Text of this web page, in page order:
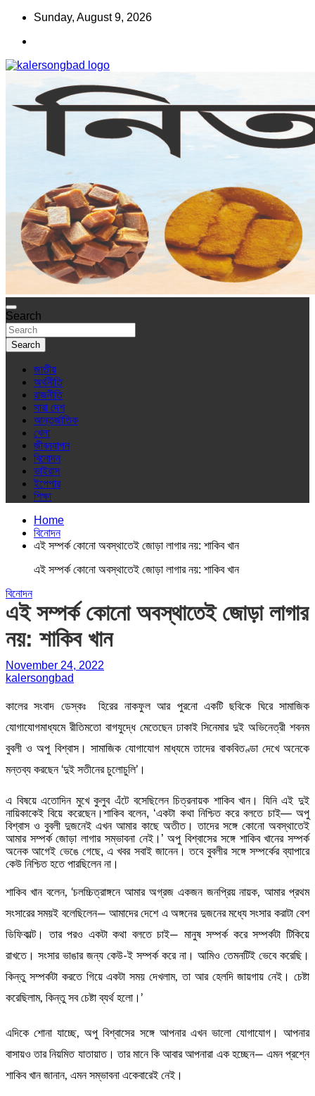
Skip
content
Sunday, August 9, 2026
কালের সংবাদ
www.kalersongbad.com
Search
Search
জাতীয়
অর্থনীতি
রাজনীতি
সারা দেশ
আন্তর্জাতিক
খেলা
জীবনযাপন
বিনোদন
ভাইরাস
ইপেপার
শিক্ষা
Home
বিনোদন
এই সম্পর্ক কোনো অবস্থাতেই জোড়া লাগার নয়: শাকিব খান
এই সম্পর্ক কোনো অবস্থাতেই জোড়া লাগার নয়: শাকিব খান
বিনোদন
এই সম্পর্ক কোনো অবস্থাতেই জোড়া লাগার
নয়: শাকিব খান
November 24, 2022
kalersongbad
কালের সংবাদ ডেস্কঃ হিরের নাকফুল আর পুরনো একটি ছবিকে ঘিরে সামাজিক
যোগাযোগমাধ্যমে রীতিমতো বাগযুদ্ধে মেতেছেন ঢাকাই সিনেমার দুই অভিনেত্রী শবনম
বুবলী ও অপু বিশ্বাস। সামাজিক যোগাযোগ মাধ্যমে তাদের বাকবিতণ্ডা দেখে অনেকে
মন্তব্য করছেন ‘দুই সতীনের চুলোচুলি’।
এ বিষয়ে এতোদিন মুখে কুলুব এঁটে বসেছিলেন চিত্রনায়ক শাকিব খান। যিনি এই দুই
নায়িকাকেই বিয়ে করেছেন।শাকিব বলেন, ‘একটা কথা নিশ্চিত করে বলতে চাই— অপু
বিশ্বাস ও বুবলী দুজনেই এখন আমার কাছে অতীত। তাদের সঙ্গে কোনো অবস্থাতেই
আমার সম্পর্ক জোড়া লাগার সম্ভাবনা নেই।’ অপু বিশ্বাসের সঙ্গে শাকিব খানের সম্পর্ক
অনেক আগেই ভেঙে গেছে, এ খবর সবাই জানেন। তবে বুবলীর সঙ্গে সম্পর্কের ব্যাপারে
কেউ নিশ্চিত হতে পারছিলেন না।
শাকিব খান বলেন, ‘চলচ্চিত্রাঙ্গনে আমার অগ্রজ একজন জনপ্রিয় নায়ক, আমার প্রথম
সংসারের সময়ই বলেছিলেন— আমাদের দেশে এ অঙ্গনের দুজনের মধ্যে সংসার করাটা বেশ
ডিফিকাল্ট। তার পরও একটা কথা বলতে চাই— মানুষ সম্পর্ক করে সম্পর্কটা টিকিয়ে
রাখতে। সংসার ভাঙার জন্য কেউ-ই সম্পর্ক করে না। আমিও তেমনটিই ভেবে করেছি।
কিন্তু সম্পর্কটা করতে গিয়ে একটা সময় দেখলাম, তা আর হেলদি জায়গায় নেই। চেষ্টা
করেছিলাম, কিন্তু সব চেষ্টা ব্যর্থ হলো।’
এদিকে শোনা যাচ্ছে, অপু বিশ্বাসের সঙ্গে আপনার এখন ভালো যোগাযোগ। আপনার
বাসায়ও তার নিয়মিত যাতায়াত। তার মানে কি আবার আপনারা এক হচ্ছেন— এমন প্রশ্নে
শাকিব খান জানান, এমন সম্ভাবনা একেবারেই নেই।